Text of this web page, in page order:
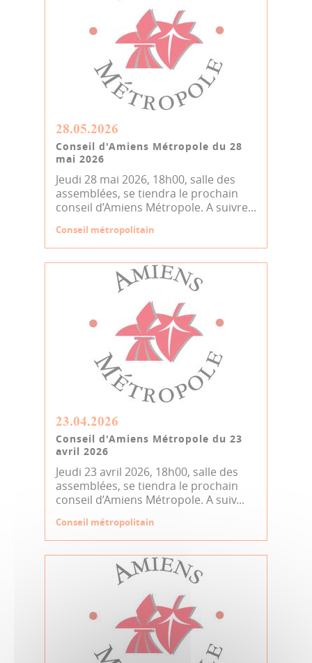
28.05.2026
Conseil d'Amiens Métropole du 28
mai 2026
Jeudi 28 mai 2026, 18h00, salle des
assemblées, se tiendra le prochain
conseil d’Amiens Métropole. A suivre...
Conseil métropolitain
23.04.2026
Conseil d'Amiens Métropole du 23
avril 2026
Jeudi 23 avril 2026, 18h00, salle des
assemblées, se tiendra le prochain
conseil d’Amiens Métropole. A suiv...
Conseil métropolitain